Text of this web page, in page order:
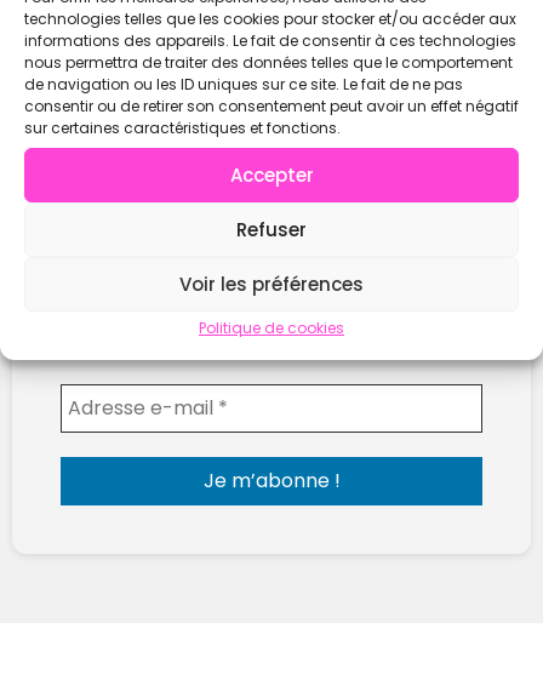
technologies telles que les cookies pour stocker et/ou accéder aux
informations des appareils. Le fait de consentir à ces technologies
nous permettra de traiter des données telles que le comportement
de navigation ou les ID uniques sur ce site. Le fait de ne pas
consentir ou de retirer son consentement peut avoir un effet négatif
sur certaines caractéristiques et fonctions.
Accepter
Refuser
Voir les préférences
Politique de cookies
Ne rate plus les prochaines compétitions !
Reçois chaque semaine les nouvelles compètes
publiées sur WOD Open.
Hyrox, CrossFit, Team ou Solo… tout est là